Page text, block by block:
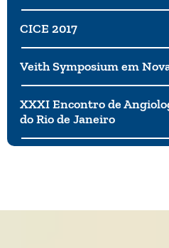
CICE 2017
Veith Symposium em
XXXI Encontro de
do Rio de Janeiro